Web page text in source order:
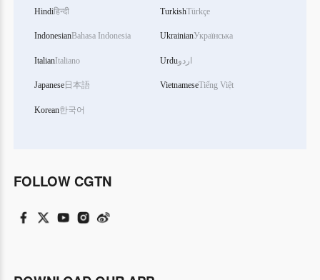
Hindiहिन्दी
IndonesianBahasa Indonesia
ItalianItaliano
Japanese日本語
Korean한국어
TurkishTürkçe
UkrainianУкраїнська
Urduاردو
VietnameseTiếng Việt
FOLLOW CGTN